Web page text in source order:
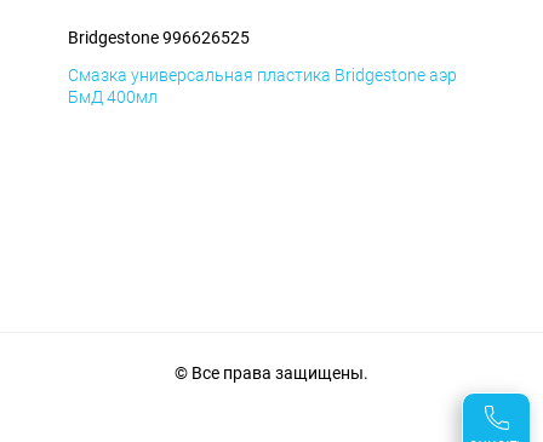
Bridgestone 996626525
Смазка универсальная пластика Bridgestone аэр
БмД 400мл
© Все права защищены.